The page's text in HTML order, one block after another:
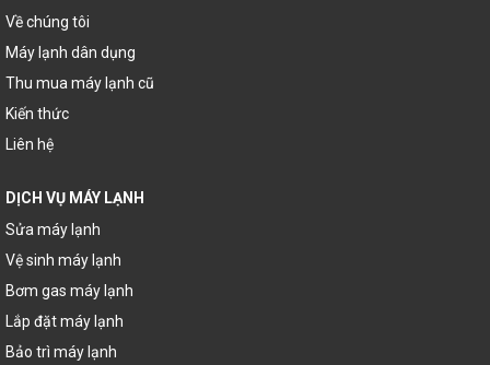
Về chúng tôi
Máy lạnh dân dụng
Thu mua máy lạnh cũ
Kiến thức
Liên hệ
DỊCH VỤ MÁY LẠNH
Sửa máy lạnh
Vệ sinh máy lạnh
Bơm gas máy lạnh
Lắp đặt máy lạnh
Bảo trì máy lạnh